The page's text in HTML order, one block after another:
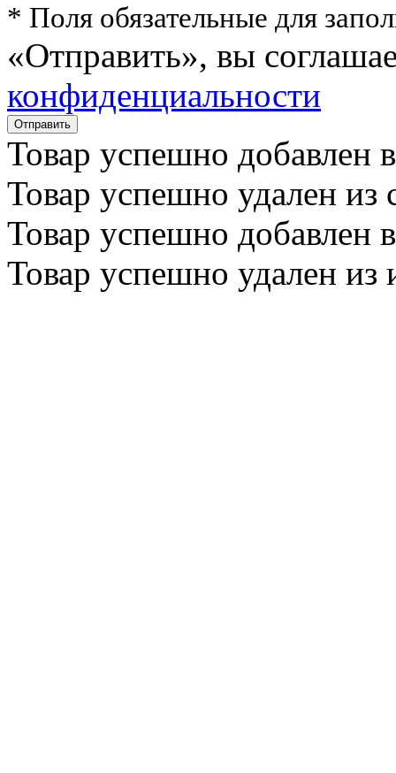
* Поля обязательные для
«Отправить», вы
конфиденциальности
Товар успешно добавлен
Товар успешно удален из
Товар успешно добавлен
Товар успешно удален из